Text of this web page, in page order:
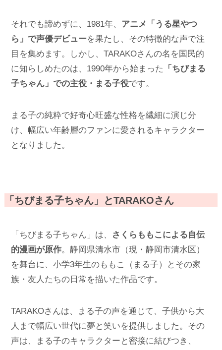
それでも諦めずに、1981年、 アニメ「うる星やつ
ら」で声優デビューを果たし、その特徴的な声で注
目を集めます。しかし、TARAKOさんの名を国民的
に知らしめたのは、1990年から始まった
「ちびまる
子ちゃん」での主役・まる子役です。
まる子の純粋で好奇心旺盛な性格を繊細に演じ分
け、幅広い年齢層のファンに愛されるキャラクター
となりました。
「ちびまる子ちゃん」とTARAKOさん
「ちびまる子ちゃん」は、 さくらももこによる自伝
的漫画が原作。静岡県清水市（現・静岡市清水区）
を舞台に、小学3年生のももこ（まる子）とその家
族・友人たちの日常を描いた作品です。
TARAKOさんは、まる子の声を通じて、子供から大
人まで幅広い世代に夢と笑いを提供しました。その
声は、まる子のキャラクターと密接に結びつき、